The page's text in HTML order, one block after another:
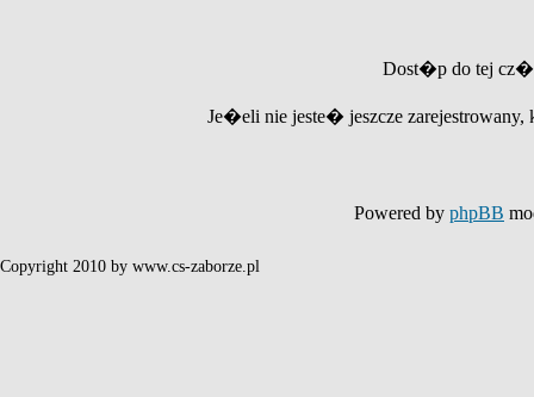
Dost�p do tej
Je�eli nie jeste� jeszcze
Powered by phpBB
Copyright 2010 by www.cs-zaborze.pl